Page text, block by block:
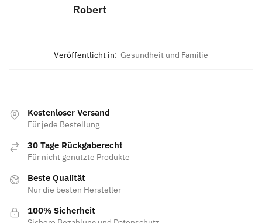
Robert
Veröffentlicht in: Gesundheit und Familie
Kostenloser Versand
Für jede Bestellung
30 Tage Rückgaberecht
Für nicht genutzte Produkte
Beste Qualität
Nur die besten Hersteller
100% Sicherheit